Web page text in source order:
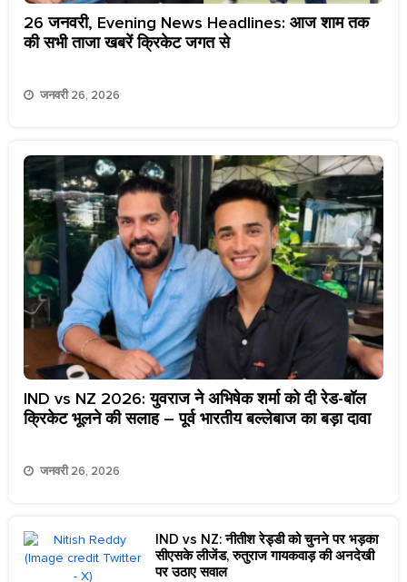
26 जनवरी, Evening News Headlines: आज शाम तक
की सभी ताजा खबरें क्रिकेट जगत से
जनवरी 26, 2026
IND vs NZ 2026: युवराज ने अभिषेक शर्मा को दी रेड-बॉल
क्रिकेट भूलने की सलाह – पूर्व भारतीय बल्लेबाज का बड़ा दावा
जनवरी 26, 2026
IND vs NZ: नीतीश रेड्डी को चुनने पर भड़का
सीएसके लीजेंड, रुतुराज गायकवाड़ की अनदेखी
पर उठाए सवाल